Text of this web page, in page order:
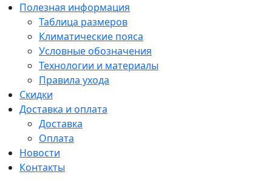
Полезная информация
Таблица размеров
Климатические пояса
Условные обозначения
Технологии и материалы
Правила ухода
Скидки
Доставка и оплата
Доставка
Оплата
Новости
Контакты